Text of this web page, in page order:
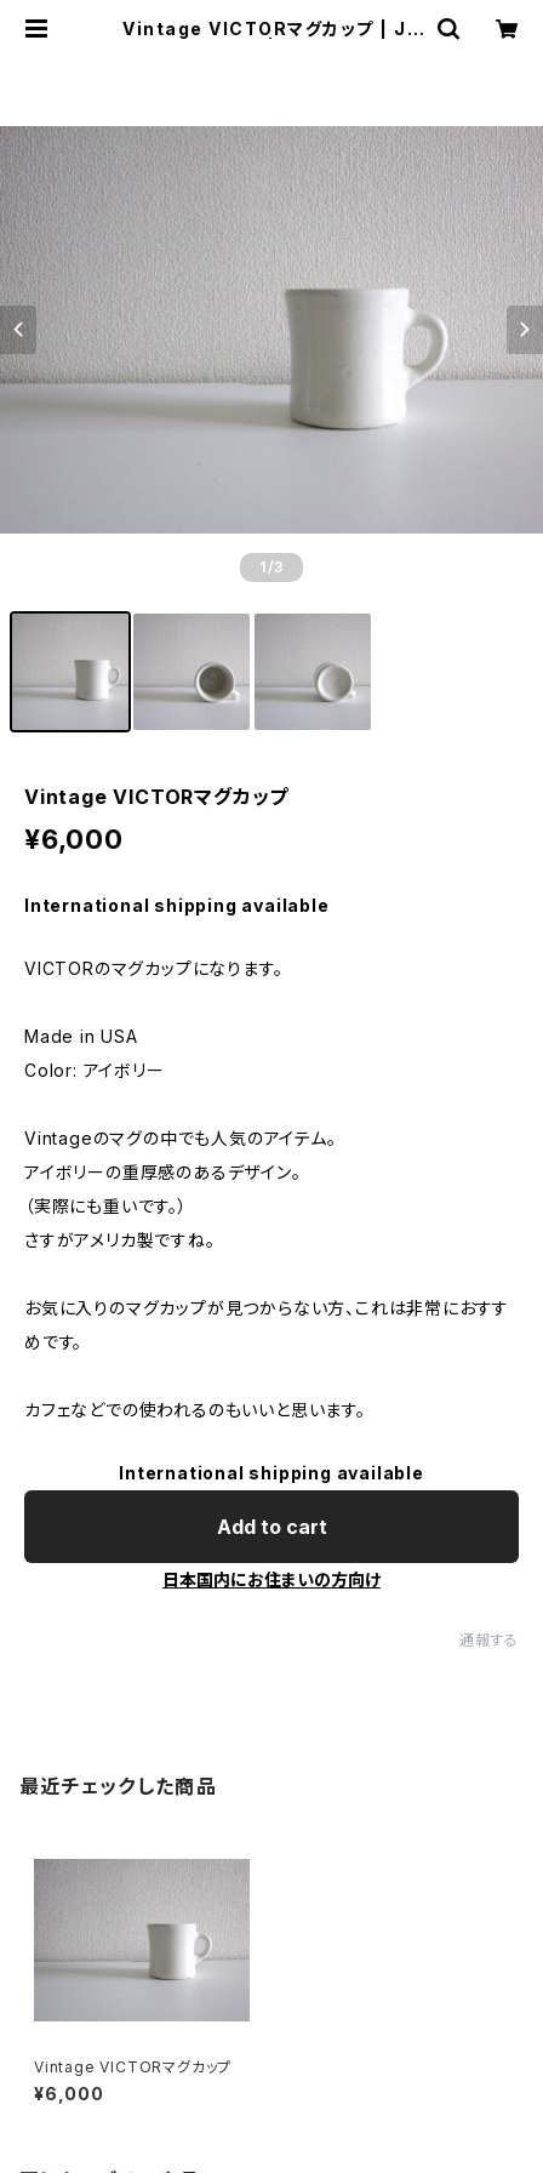
Vintage VICTORマグカップ | JU
1 /3
Vintage VICTORマグカップ
¥6,000
International shipping available
VICTORのマグカップになります。
Made in USA
Color: アイボリー
Vintageのマグの中でも人気のアイテム。
アイボリーの重厚感のあるデザイン。
（実際にも重いです。）
さすがアメリカ製ですね。
お気に入りのマグカップが見つからない方、これは非常におすす
めです。
カフェなどでの使われるのもいいと思います。
International shipping available
Add to cart
日本国内にお住まいの方向け
通報する
最近チェックした商品
Vintage VICTORマグカップ
¥6,000